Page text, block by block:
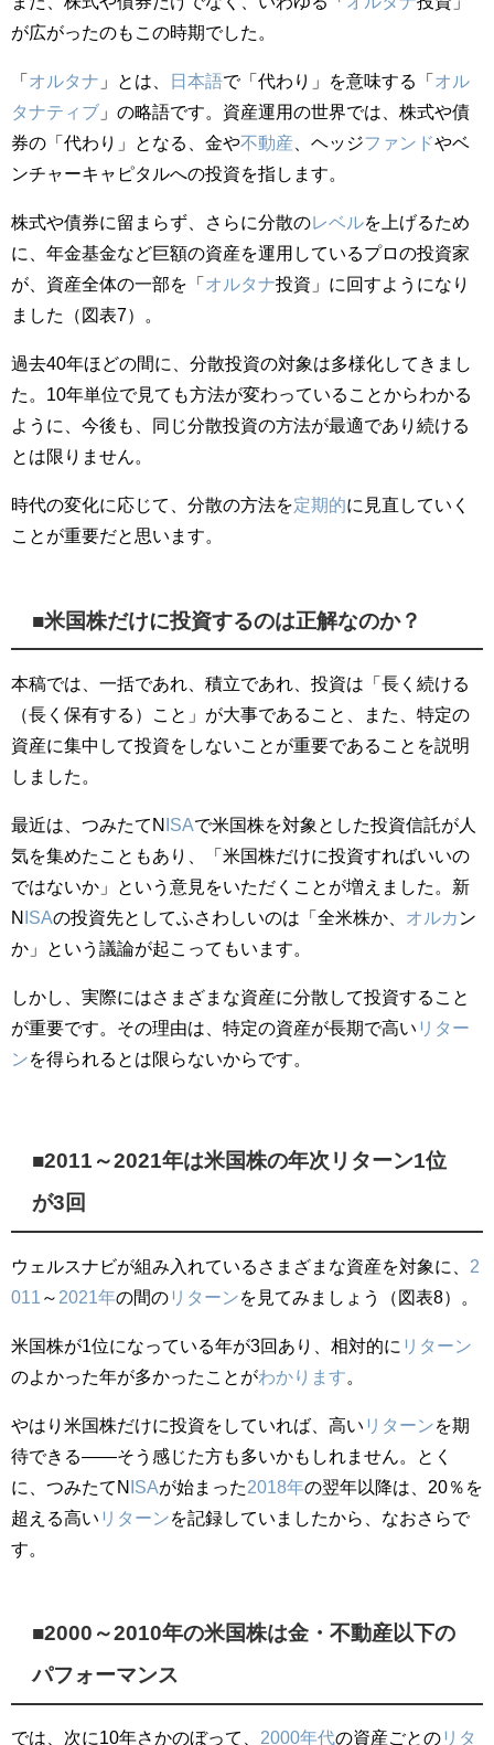
が広がったのもこの時期でした。
「 オルタナ 」とは、 日本語で「代わり」を意味する「 オル
タナティブ 」の略語です。資産運用の世界では、株式や債
券の「代わり」となる、金や不動産 、ヘッジファンドやベ
ンチャーキャピタルへの投資を指します。
株式や債券に留まらず、さらに分散のレベルを上げるため
に、年金基金など巨額の資産を運用しているプロの投資家
が、資産全体の一部を「 オルタナ投資」に回すようになり
ました（図表7）。
過去40年ほどの間に、分散投資の対象は多様化してきまし
た。10年単位で見ても方法が変わっていることからわかる
ように、今後も、同じ分散投資の方法が最適であり続ける
とは限りません。
時代の変化に応じて、分散の方法を定期的に見直していく
ことが重要だと思います。
■米国株だけに投資するのは正解なのか？
本稿では、一括であれ、積立であれ、投資は「長く続ける
（長く保有する）こと」が大事であること、また、特定の
資産に集中して投資をしないことが重要であることを説明
しました。
最近は、つみたてN ISAで米国株を対象とした投資信託が人
気を集めたこともあり、「米国株だけに投資すればいいの
ではないか」という意見をいただくことが増えました。新
N ISAの投資先としてふさわしいのは「全米株か、 オルカ ン
か」という議論が起こってもいます。
しかし、実際にはさまざまな資産に分散して投資すること
が重要です。その理由は、特定の資産が長期で高い リター
ンを得られるとは限らないからです。
■2011～2021年は米国株の年次リターン1位
が3回
ウェルスナビが組み入れているさまざまな資産を対象に、 2
011 ～ 2021年の間のリターンを見てみましょう（図表8）。
米国株が1位になっている年が3回あり、相対的に リターン
のよかった年が多かったことがわかります
やはり米国株だけに投資をしていれば、高い リターンを期
待できる――そう感じた方も多いかもしれません。とく
に、つみたてNISAが始まった2018年の翌年以降は、20％を
超える高い リターンを記録していましたから、なおさらで
す。
■2000～2010年の米国株は金・不動産以下の
パフォーマンス
では、次に10年さかのぼって、 2000年代の資産ごとのリタ